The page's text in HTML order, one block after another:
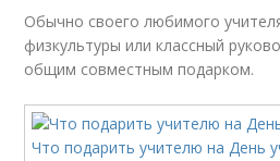
Обычно своего любимого
физкультуры или классный
общим совместным подарком.